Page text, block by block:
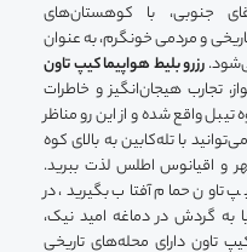
جنوبی، با کوهستان‌های
و مردمی خونگرم، به عنوان
رزرو بلیط هواپیما کیپ تاون
تجارب هیجان‌انگیز و خاطرات
واقع شده و از این رو مناظر
با تله‌کابین به بالای کوه
و اقیانوس اطلس لذت ببرید.
حمام آفتاب بگیرید، در
به گردش در دماغه امید نیک،
تاون دارای محله‌های تاریخی